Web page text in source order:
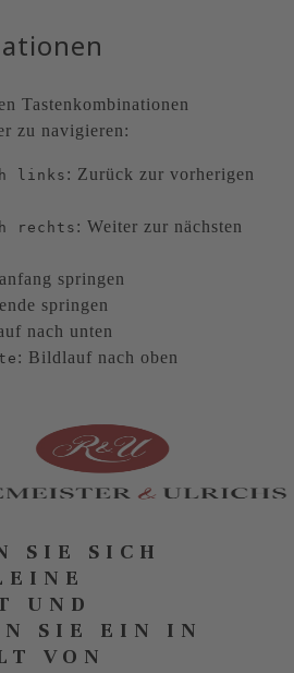
Tastenkombinationen
zu navigieren:
links: Zurück zur vorherigen
rechts : Weiter zur nächsten
springen
springen
nach unten
: Bildlauf nach oben
SIE SICH
UND
SIE EIN IN
VON